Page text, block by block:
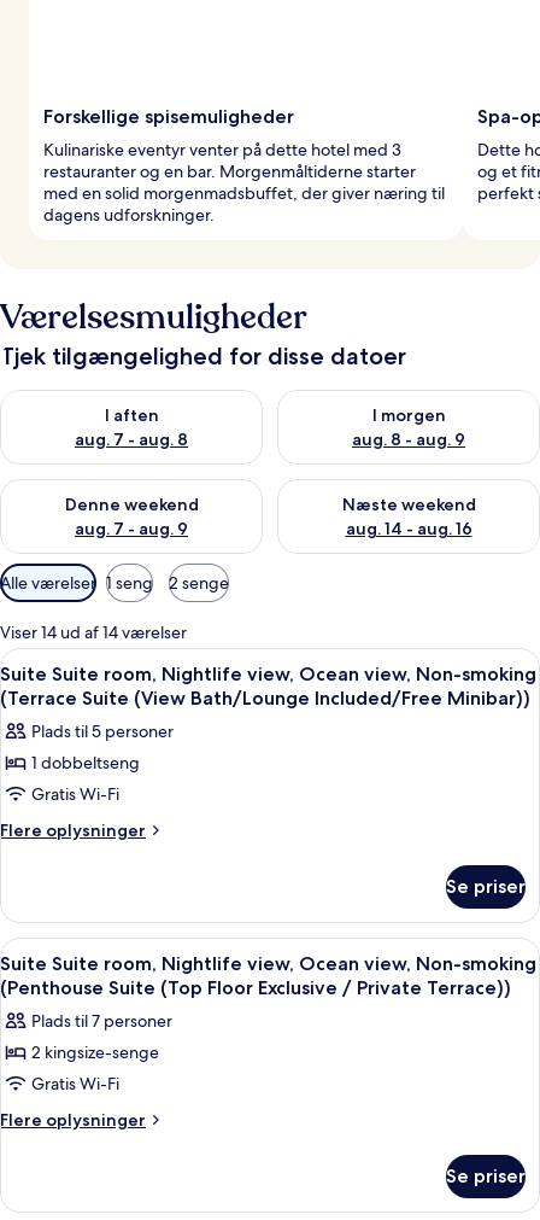
Forskellige spisemuligheder
Kulinariske eventyr venter på dette hotel med 3
restauranter og en bar. Morgenmåltiderne starter
med en solid morgenmadsbuffet, der giver næring til
dagens udforskninger.
Spa-
Dette
og et
perfekt
Værelsesmuligheder
Tjek tilgængelighed for disse datoer
I aften
aug. 7 - aug. 8
Tjek tilgængelighed for i aften aug. 7 - aug. 8
I morgen
aug. 8 - aug. 9
Tjek tilgængelighed for i
Denne weekend
aug. 7 - aug. 9
Tjek tilgængelighed for denne weekend aug. 7 - aug. 9
Næste weekend
aug. 14 - aug. 16
Tjek tilgængelighed for næste
Tilgængelige
filtre
for
værelser
Alle værelser 1 seng 2 senge
Viser 14 ud af 14 værelser
Indlæs
alle
billeder
af
Suite
Suite
room,
Ocean
view,
Non-
smoking
(Terrace
Suite
(View
Included/Free
Et hotelværelse med en stor seng,
10
Suite Suite room, Nightlife view, Ocean view, Non-smoking
(Terrace Suite (View Bath/Lounge Included/Free Minibar))
Plads til 5 personer
1 dobbeltseng
Gratis Wi-Fi
Flere oplysninger
Flere
Suite
room,
Nightlife
view,
Ocean
view,
Non-
(Terrace
Suite
(View
Minibar))
Se priser
Indlæs
alle
billeder
af
Suite
Suite
room,
Ocean
Et moderne hotelværelse med en
10
Suite Suite room, Nightlife view, Ocean view, Non-smoking
(Penthouse Suite (Top Floor Exclusive / Private Terrace))
Plads til 7 personer
2 kingsize-senge
Gratis Wi-Fi
Flere oplysninger
Flere
Suite
Se priser